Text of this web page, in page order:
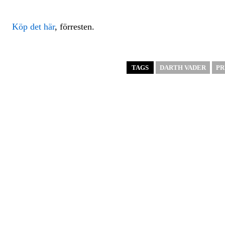
Köp det här, förresten.
TAGS DARTH VADER